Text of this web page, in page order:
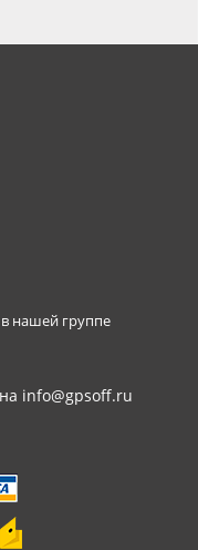
нашей группе
info@gpsoff.ru